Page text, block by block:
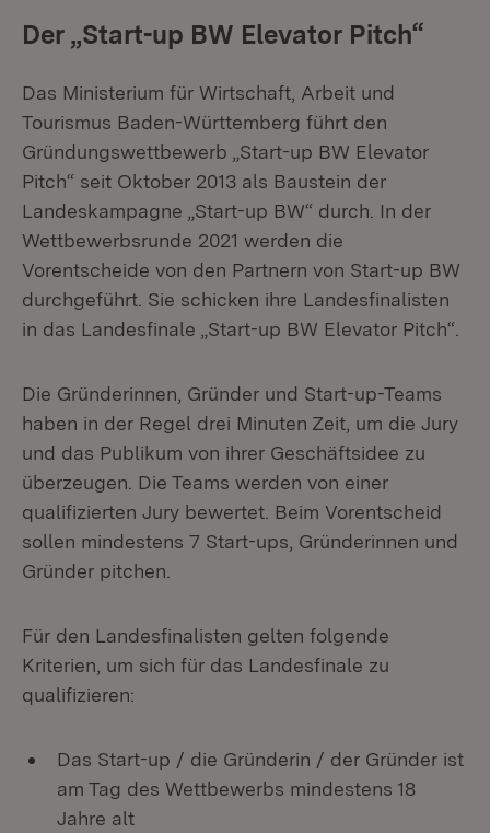
Der „Start-up BW Elevator Pitch“
Das Ministerium für Wirtschaft, Arbeit und
Tourismus Baden-Württemberg führt den
Gründungswettbewerb „Start-up BW Elevator
Pitch“ seit Oktober 2013 als Baustein der
Landeskampagne „Start-up BW“ durch. In der
Wettbewerbsrunde 2021 werden die
Vorentscheide von den Partnern von Start-up BW
durchgeführt. Sie schicken ihre Landesfinalisten
in das Landesfinale „Start-up BW Elevator Pitch“.
Die Gründerinnen, Gründer und Start-up-Teams
haben in der Regel drei Minuten Zeit, um die Jury
und das Publikum von ihrer Geschäftsidee zu
überzeugen. Die Teams werden von einer
qualifizierten Jury bewertet. Beim Vorentscheid
sollen mindestens 7 Start-ups, Gründerinnen und
Gründer pitchen.
Für den Landesfinalisten gelten folgende
Kriterien, um sich für das Landesfinale zu
qualifizieren:
Das Start-up / die Gründerin / der Gründer ist
am Tag des Wettbewerbs mindestens 18
Jahre alt